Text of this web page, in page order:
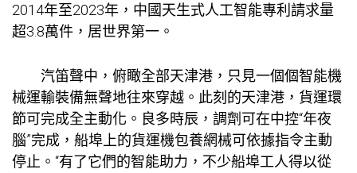
2014年至2023年，中國天生式人工智能專利請求量
超3.8萬件，居世界第一。
汽笛聲中，俯瞰全部天津港，只見一個個智能機
械運輸裝備無聲地往來穿越。此刻的天津港，貨運環
節可完成全主動化。良多時辰，調劑可在中控“年夜
腦”完成，船埠上的貨運機包養網械可依據指令主動
停止。“有了它們的智能助力，不少船埠工人得以從